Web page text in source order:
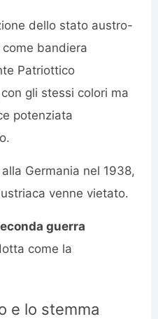
dello stato austro-
bandiera
Patriottico
gli stessi colori ma
potenziata
alla Germania nel 1938,
venne vietato.
guerra
come la
e lo stemma